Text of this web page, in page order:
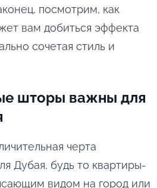
посмотрим, как
вам добиться эффекта
сочетая стиль и
шторы важны для
черта
Дубая, будь то квартиры-
видом на город или